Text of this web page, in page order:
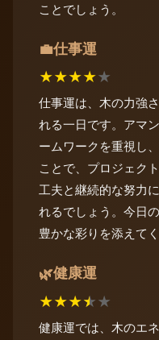
ことでしょう。
💼仕事運
★★★★★
仕事運は、木の力強
れる一日です。アマ
ームワークを重視し
ことで、プロジェク
工夫と継続的な努力
れるでしょう。今日
豊かな彩りを添えて
🌿健康運
★★★★★
健康運では、木のエ